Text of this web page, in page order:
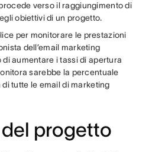
verso il raggiungimento di
obiettivi di un progetto.
per monitorare le prestazioni
dell’email marketing
di aumentare i tassi di apertura
sarebbe la percentuale
tutte le email di marketing
progetto